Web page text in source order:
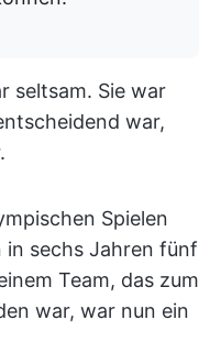
seltsam. Sie war
war,
Spielen
in sechs Jahren fünf
Team, das zum
war, war nun ein